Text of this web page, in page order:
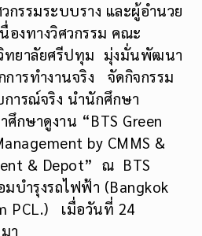
กรรมระบบราง และผู้อำนวย
องทางวิศวกรรม คณะ
ทยาลัยศรีปทุม มุ่งมั่นพัฒนา
ารทำงานจริง จัดกิจกรรม
การณ์จริง นำนักศึกษา
ศึกษาดูงาน “BTS Green
by CMMS &
& Depot” ณ BTS
บำรุงรถไฟฟ้า (Bangkok
PCL.) เมื่อวันที่ 24
า